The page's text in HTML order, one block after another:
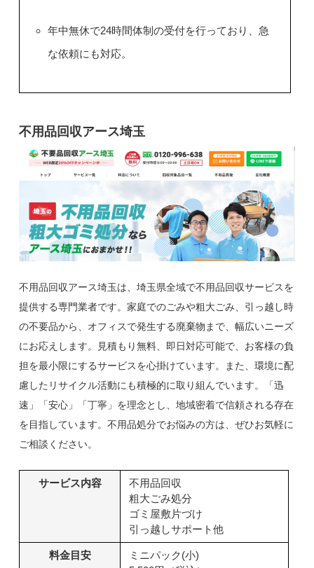
年中無休で24時間体制の受付を行っており、急
な依頼にも対応。
不用品回収アース埼玉
不用品回収アース埼玉は、埼玉県全域で不用品回収サービスを
提供する専門業者です。家庭でのごみや粗大ごみ、引っ越し時
の不要品から、オフィスで発生する廃棄物まで、幅広いニーズ
にお応えします。見積もり無料、即日対応可能で、お客様の負
担を最小限にするサービスを心掛けています。また、環境に配
慮したリサイクル活動にも積極的に取り組んでいます。「迅
速」「安心」「丁寧」を理念とし、地域密着で信頼される存在
を目指しています。不用品処分でお悩みの方は、ぜひお気軽に
ご相談ください。
サービス内容
不用品回収
粗大ごみ処分
ゴミ屋敷片づけ
引っ越しサポート他
料金目安
ミニパック(小)